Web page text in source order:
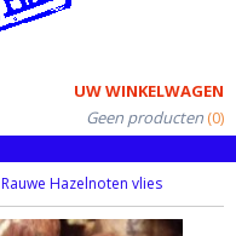
UW WINKELWAGEN
Geen producten (0)
Rauwe Hazelnoten vlies